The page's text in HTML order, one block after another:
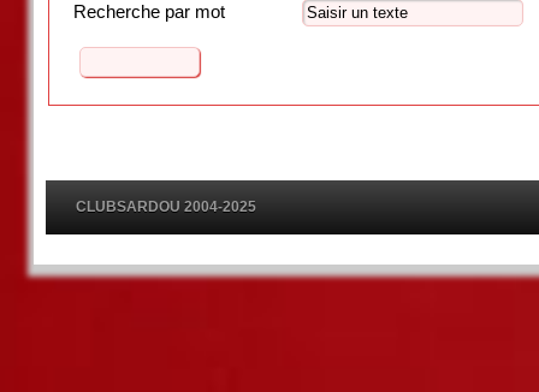
Recherche par mot
CLUBSARDOU 2004-2025